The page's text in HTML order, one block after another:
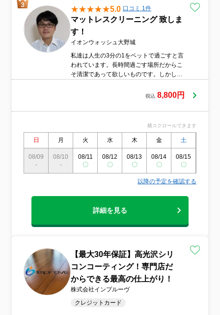
5.0 口コミ 1件
マットレスクリーニング 致しま
す！
イオンウォッシュ大野城
私達は人生の3分の1をベットで過ごすと言
われています。長時間過ごす場所だからこ
そ清潔であって欲しいものです。しかし私
す。汗の湿気と合わさってカビやダニが発
ニやカビ、汚れを人体に影響がない、イオ
税込 8,800円
横スクロールできます
日 月 火 水 木 金 土
08/09
-
08/10
-
08/11
〇
08/12
〇
08/13
〇
08/14
〇
08/15
〇
以降の予定を確認する
詳細を見る
【最大30年保証】高光沢シリ
コンコーティング！専門店だ
からできる最高の仕上がり！
株式会社インプルーヴ
クレジットカード